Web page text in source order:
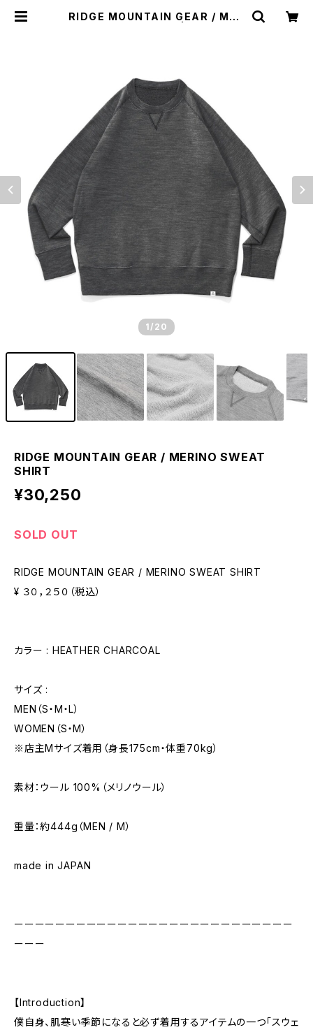
RIDGE MOUNTAIN GEAR / MER
1 /20
RIDGE MOUNTAIN GEAR / MERINO SWEAT
SHIRT
¥30,250
SOLD OUT
RIDGE MOUNTAIN GEAR / MERINO SWEAT SHIRT
¥ ３０，２５０（税込）
カラー : HEATHER CHARCOAL
サイズ :
MEN（S・M・L）
WOMEN（S・M）
※店主Mサイズ着用（身長175cm・体重70kg）
素材：ウール 100%（メリノウール）
重量：約444g（MEN / M）
made in JAPAN
ーーーーーーーーーーーーーーーーーーーーーーーーーーー
ーーー
【Introduction】
僕自身、肌寒い季節になると必ず着用するアイテムの一つ「スウェ